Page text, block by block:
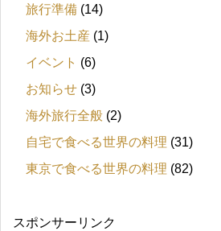
旅行準備 (14)
海外お土産 (1)
イベント (6)
お知らせ (3)
海外旅行全般 (2)
自宅で食べる世界の料理 (31)
東京で食べる世界の料理 (82)
スポンサーリンク